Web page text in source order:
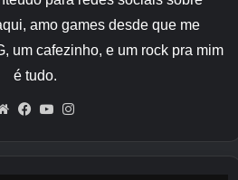
los facilmente na
explora devido ao seu
Além disso, se você
mapa com uma cor roxa
os tipos de árvores
amo games desde que me
um cafezinho, e um rock pra mim
é tudo.
WebsiteFacebook
YouTube